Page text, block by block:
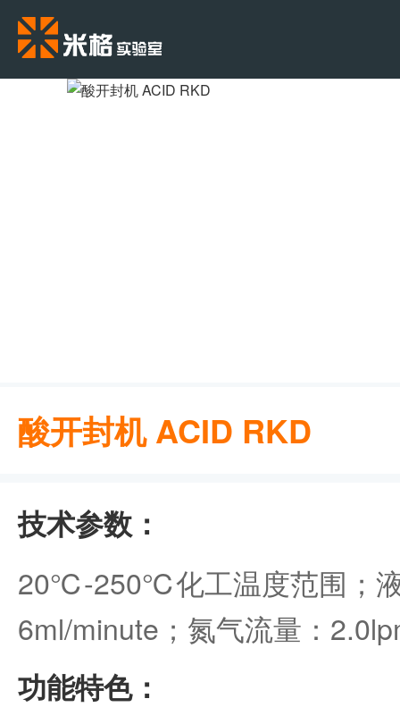
酸开封机 ACID RKD
技术参数：
20℃-250℃化工温度范围；
6ml/minute；氮气流量：
功能特色：